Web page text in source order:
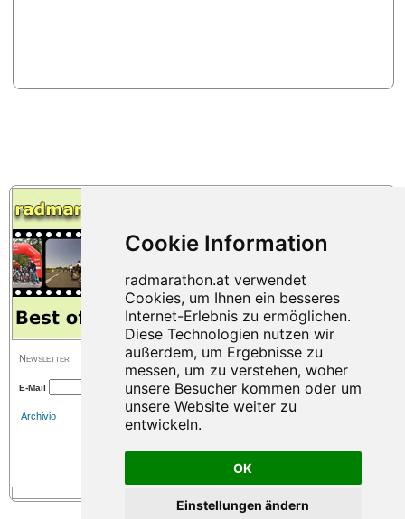
OK
Einstellungen ändern
Newsletter
E-Mail
Archivio